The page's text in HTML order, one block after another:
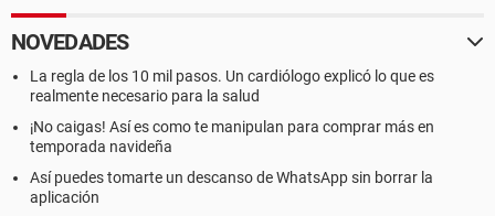
NOVEDADES
La regla de los 10 mil pasos. Un cardiólogo explicó lo que es
realmente necesario para la salud
¡No caigas! Así es como te manipulan para comprar más en
temporada navideña
Así puedes tomarte un descanso de WhatsApp sin borrar la
aplicación